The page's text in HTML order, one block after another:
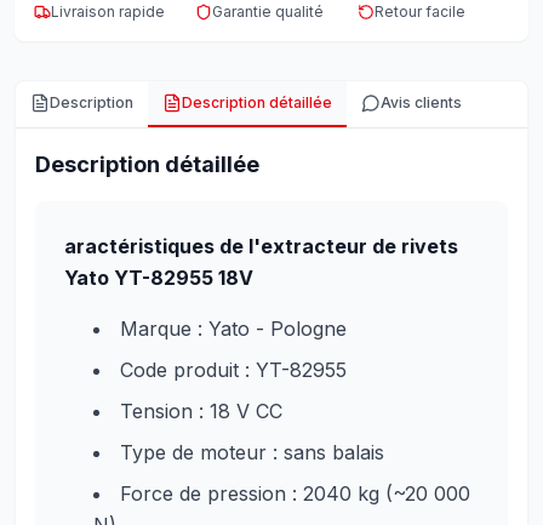
Livraison rapide Garantie qualité Retour facile
Description Description détaillée Avis clients
Description détaillée
aractéristiques de l'extracteur de rivets
Yato YT-82955 18V
Marque : Yato - Pologne
Code produit : YT-82955
Tension : 18 V CC
Type de moteur : sans balais
Force de pression : 2040 kg (~20 000